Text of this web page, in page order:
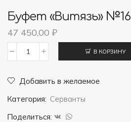
Буфет «Витязь» №16
47 450,00 ₽
Буфет
"Витязь"
№16
В КОРЗИНУ
Добавить в желаемое
Категория: Серванты
Поделиться: